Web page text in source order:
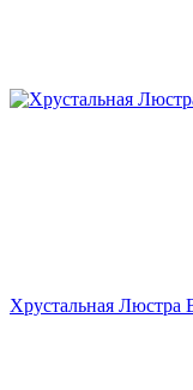
Хрустальная Люстра